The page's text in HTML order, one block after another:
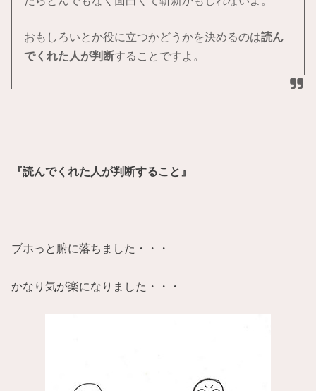
おもしろいとか役に立つかどうかを決めるのは読ん
でくれた人が判断することですよ。
『読んでくれた人が判断すること』
ブホっと腑に落ちました・・・
かなり気が楽になりました・・・